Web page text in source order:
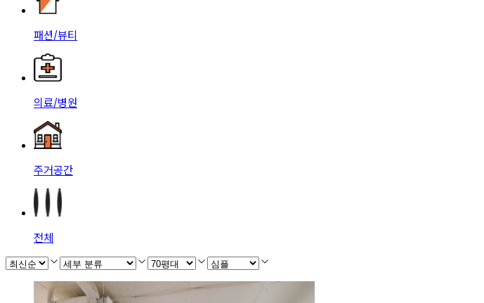
패션/뷰티
의료/병원
주거공간
전체